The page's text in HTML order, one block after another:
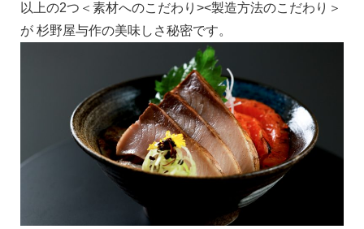
以上の2つ＜素材へのこだわり><製造方法のこだわり＞
が 杉野屋与作の美味しさ秘密です。